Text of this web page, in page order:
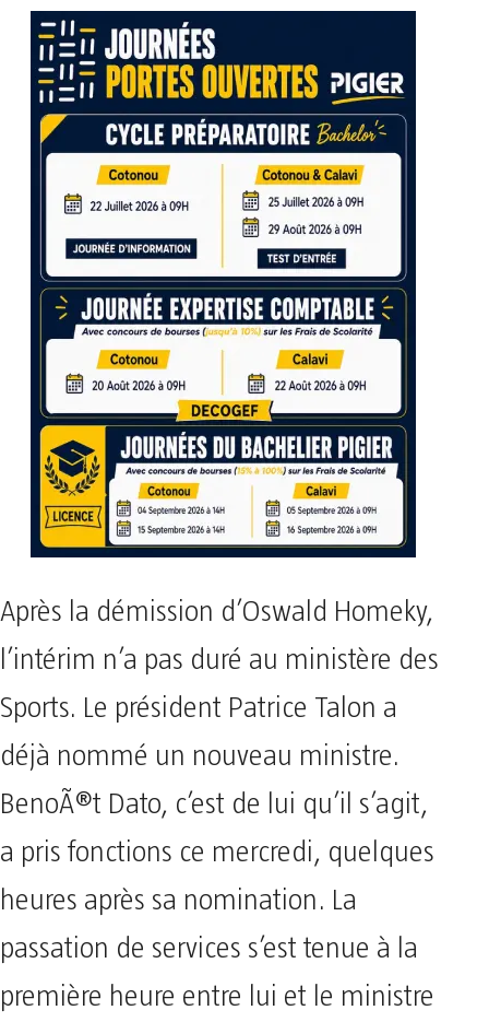
Après la démission d’Oswald Homeky,
l’intérim n’a pas duré au ministère des
Sports. Le président Patrice Talon a
déjà nommé un nouveau ministre.
BenoÃ®t Dato, c’est de lui qu’il s’agit,
a pris fonctions ce mercredi, quelques
heures après sa nomination. La
passation de services s’est tenue à la
première heure entre lui et le ministre